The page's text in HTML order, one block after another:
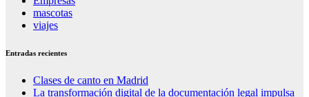
mascotas
viajes
Entradas recientes
Clases de canto en Madrid
La transformación digital de la documentación legal impulsa